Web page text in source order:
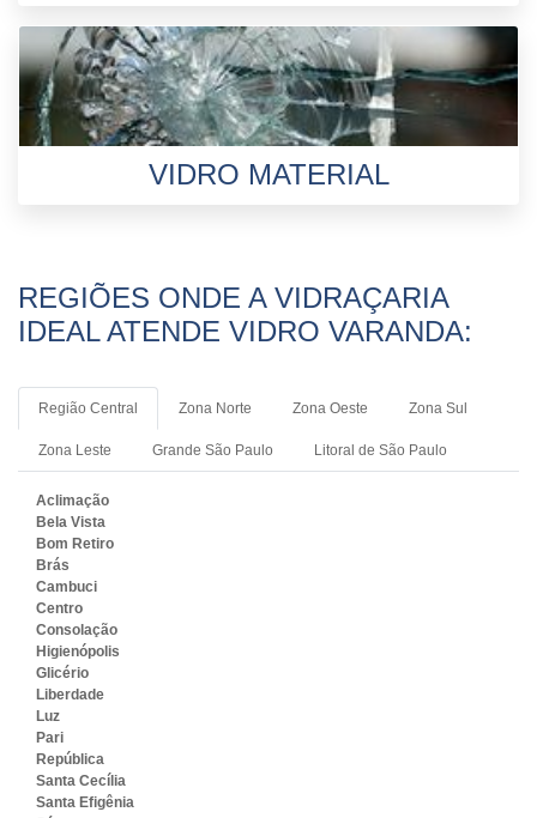
VIDRO MATERIAL
REGIÕES ONDE A VIDRAÇARIA
IDEAL ATENDE VIDRO VARANDA:
Região Central Zona Norte Zona Oeste Zona Sul
Zona Leste Grande São Paulo Litoral de São Paulo
Aclimação
Bela Vista
Bom Retiro
Brás
Cambuci
Centro
Consolação
Higienópolis
Glicério
Liberdade
Luz
Pari
República
Santa Cecília
Santa Efigênia